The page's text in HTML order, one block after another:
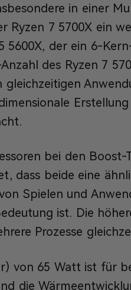
in einer
Ryzen 7 5700X ein
5600X, der ein 6-
des Ryzen 7
bei den
dass beide eine
Spielen und
ist. Die
Prozesse
von 65 Watt ist für
die